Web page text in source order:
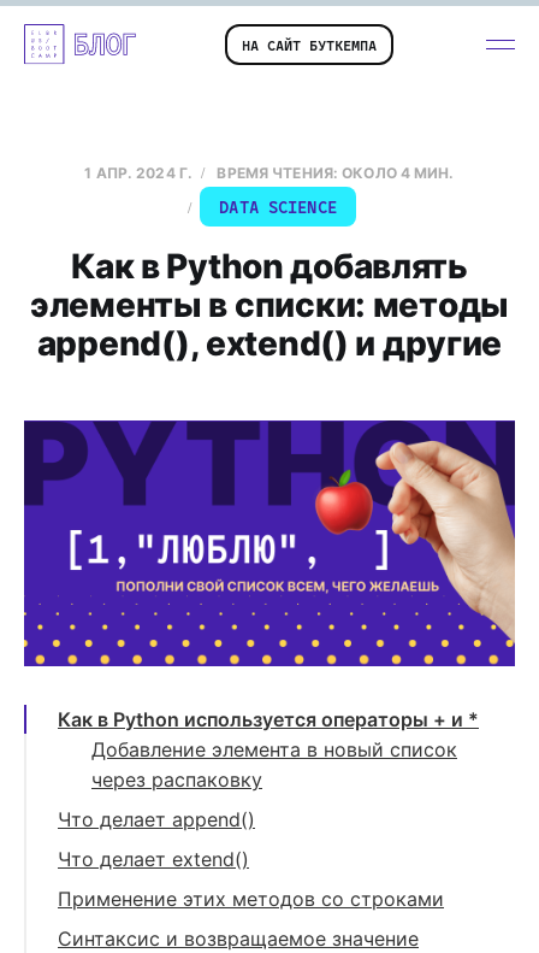
НА САЙТ БУТКЕМПА
1 АПР. 2024 Г. ВРЕМЯ ЧТЕНИЯ: ОКОЛО 4 МИН.
DATA SCIENCE
Как в Python добавлять
элементы в списки: методы
append(), extend() и другие
Как в Python используется операторы + и *
Добавление элемента в новый список
через распаковку
Что делает append()
Примеры использования
Что делает extend()
Примеры использования
Применение этих методов со строками
Синтаксис и возвращаемое значение